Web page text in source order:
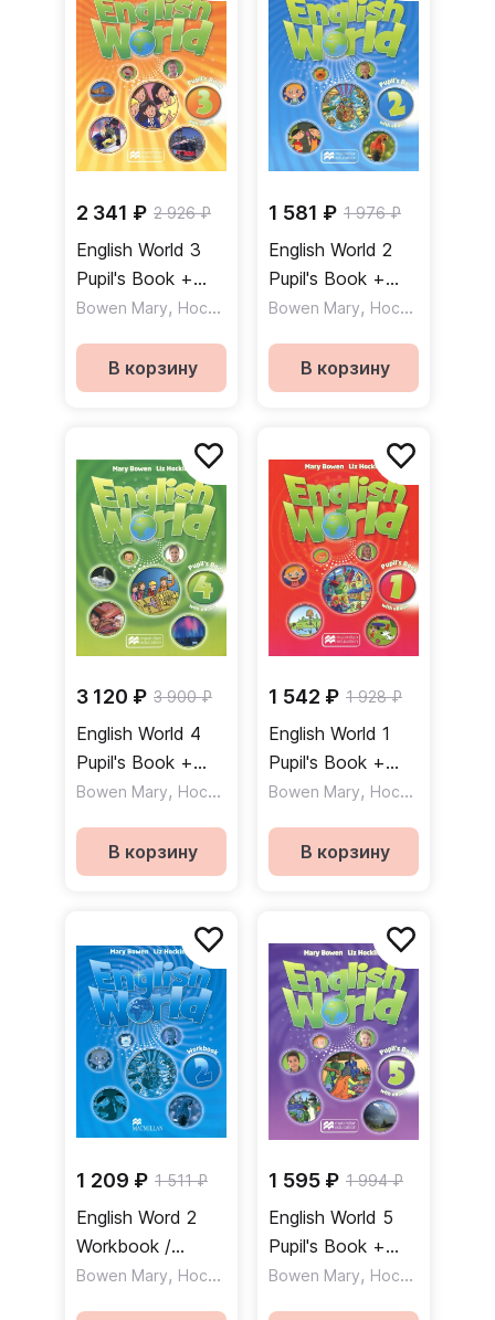
2 341 ₽ 2 926 ₽
English World 3
Pupil's Book +
eBook / Учебник
версия
Bowen Mary, Hocking Liz
В корзину
1 581 ₽ 1 976 ₽
English World 2
Pupil's Book +
eBook / Учебник
версия
Bowen Mary, Hocking Liz
В корзину
3 120 ₽ 3 900 ₽
English World 4
Pupil's Book +
eBook / Учебник
версия
Bowen Mary, Hocking Liz
В корзину
1 542 ₽ 1 928 ₽
English World 1
Pupil's Book +
eBook / Учебник
версия
Bowen Mary, Hocking Liz
В корзину
1 209 ₽ 1 511 ₽
English Word 2
Workbook /
Рабочая тетрадь
Bowen Mary, Hocking Liz
1 595 ₽ 1 994 ₽
English World 5
Pupil's Book +
eBook / Учебник
Bowen Mary, Hocking Liz